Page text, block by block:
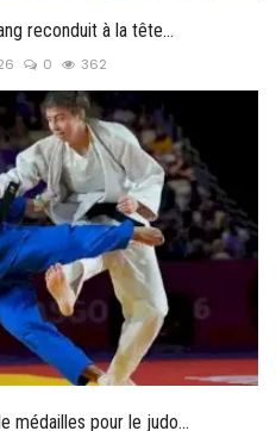
reconduit à la tête...
0 362
médailles pour le judo...